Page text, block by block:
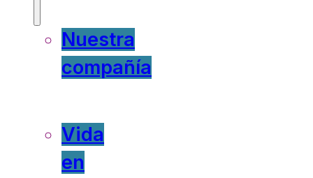
Nuestra
compañía
Vida
en